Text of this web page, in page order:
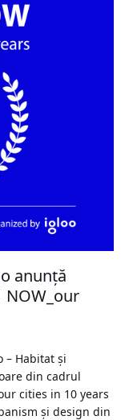
anunță
– Habitat și
din cadrul
cities in 10 years
și design din